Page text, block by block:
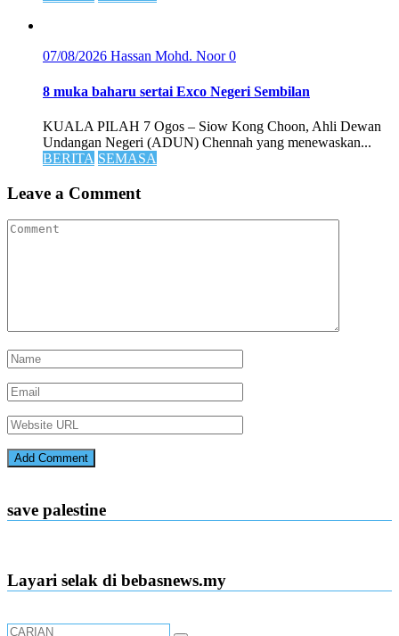
07/08/2026 Hassan Mohd. Noor0
8 muka baharu sertai Exco Negeri Sembilan
KUALA PILAH 7 Ogos – Siow Kong Choon, Ahli Dewan
Undangan Negeri (ADUN) Chennah yang menewaskan...
BERITA SEMASA
Leave a Comment
save palestine
Layari selak di bebasnews.my